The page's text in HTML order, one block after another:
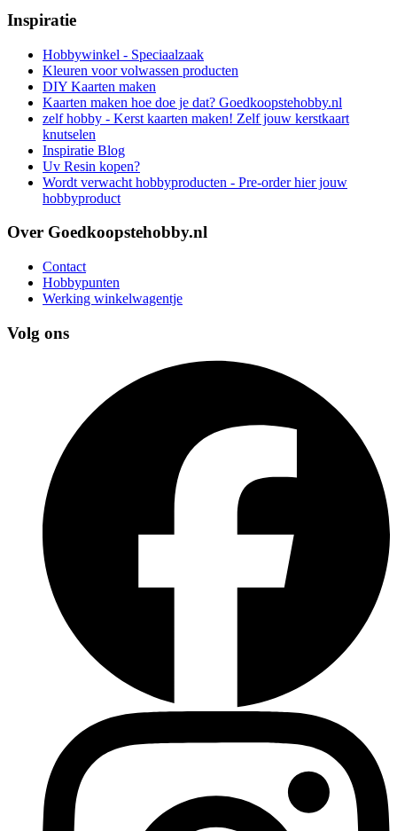
Inspiratie
Hobbywinkel - Speciaalzaak
Kleuren voor volwassen producten
DIY Kaarten maken
Kaarten maken hoe doe je dat? Goedkoopstehobby.nl
zelf hobby - Kerst kaarten maken! Zelf jouw kerstkaart
knutselen
Inspiratie Blog
Uv Resin kopen?
Wordt verwacht hobbyproducten - Pre-order hier jouw
hobbyproduct
Over Goedkoopstehobby.nl
Contact
Hobbypunten
Werking winkelwagentje
Volg ons